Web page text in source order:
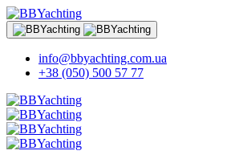
info@bbyachting.com.ua
+38 (050) 500 57 77